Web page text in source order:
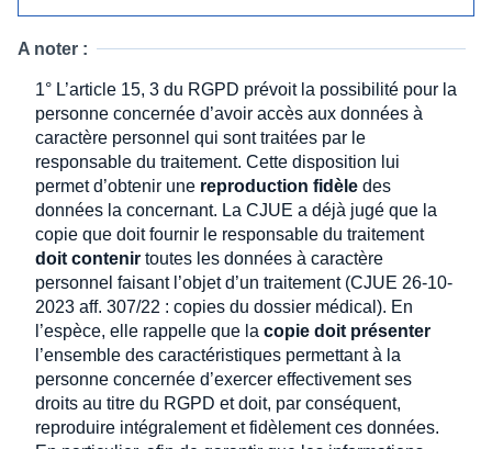
A noter :
1° L’article 15, 3 du RGPD prévoit la possibilité pour la
personne concernée d’avoir accès aux données à
caractère personnel qui sont traitées par le
responsable du traitement. Cette disposition lui
permet d’obtenir une reproduction fidèle des
données la concernant. La CJUE a déjà jugé que la
copie que doit fournir le responsable du traitement
doit contenir toutes les données à caractère
personnel faisant l’objet d’un traitement (CJUE 26-10-
2023 aff. 307/22 : copies du dossier médical). En
l’espèce, elle rappelle que la copie doit présenter
l’ensemble des caractéristiques permettant à la
personne concernée d’exercer effectivement ses
droits au titre du RGPD et doit, par conséquent,
reproduire intégralement et fidèlement ces données.